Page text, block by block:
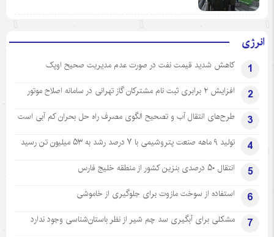
انرژی
1 کاهش شدید قیمت نفت در صورت عدم مدیریت صحیح اوپک
2 افزایش ۲ برابری ثبت نام مشترکان گاز تهرانی‌ در سامانه اصلاح موتور
3 طرح‌های انتقال آب و تصحیح الگوی مصرف راه حل بحران کم آبی است
4 تولید ۹ ماهه صنعت پتروشیمی با ۷ درصد رشد به ۵۳ میلیون تن رسید
5 انتقال ۵۰ درصدی بنزین کشور از منطقه خلیج فارس
6 استفاده از سوخت مازوت برای جلوگیری از خاموشی
7 مشکلی برای آبگیری سد چم شیر از نظر باستان‌شناسی وجود ندارد